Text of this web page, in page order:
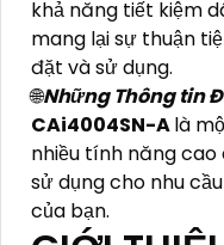
khả năng tiết kiệm
mang lại sự thuận
đặt và sử dụng.
🌐Những Thông tin
CAi4004SN-Alà
nhiều tính năng
sử dụng cho nhu
của bạn.